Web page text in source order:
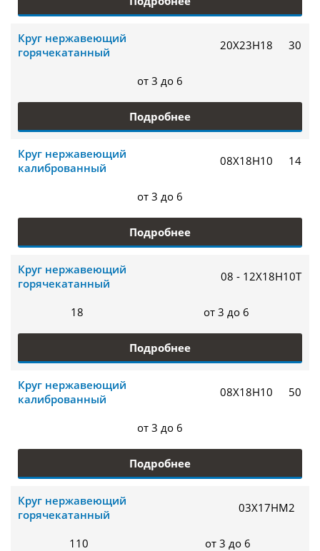
Круг нержавеющий
горячекатанный
20Х23Н18 30
от 3 до 6
Подробнее
Круг нержавеющий
калиброванный
08Х18Н10 14
от 3 до 6
Подробнее
Круг нержавеющий
горячекатанный
08 - 12Х18Н10Т
18 от 3 до 6
Подробнее
Круг нержавеющий
калиброванный
08Х18Н10 50
от 3 до 6
Подробнее
Круг нержавеющий
горячекатанный
03Х17НМ2
110 от 3 до 6